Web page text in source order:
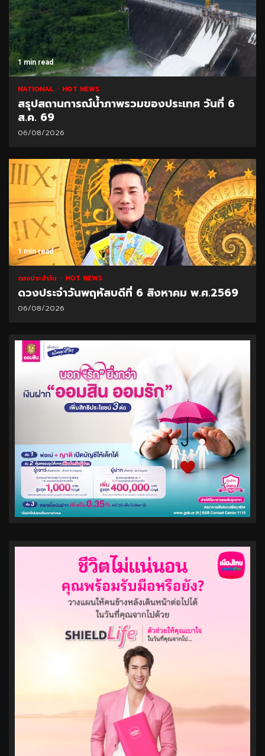
1 min read
NATIONAL HOT NEWS
สรุปสถานการณ์น้ำภาพรวมของประเทศ วันที่ 6
ส.ค. 69
06/08/2026
1 min read
ดวงประจำวัน HOT NEWS
ดวงประจำวันพฤหัสบดีที่ 6 สิงหาคม พ.ศ.2569
06/08/2026